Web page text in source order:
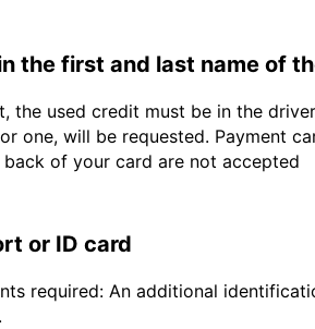
the first and last name of
the used credit must be in the
one, will be requested. Payment
of your card are not accepted
or ID card
required: An additional